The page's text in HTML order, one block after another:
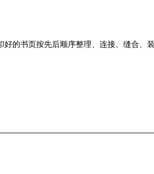
的书页按先后顺序整理、连接、缝合、